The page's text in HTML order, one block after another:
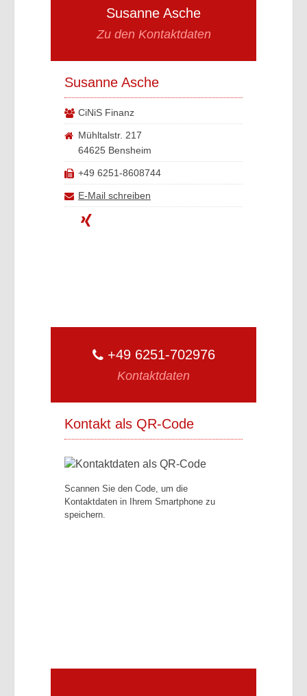
Susanne Asche
Zu den Kontaktdaten
Susanne Asche
CiNiS Finanz
Mühltalstr. 217
64625 Bensheim
+49 6251-8608744
E-Mail schreiben
+49 6251-702976
Kontaktdaten
Kontakt als QR-Code
Scannen Sie den Code, um die
Kontaktdaten in Ihrem Smartphone zu
speichern.